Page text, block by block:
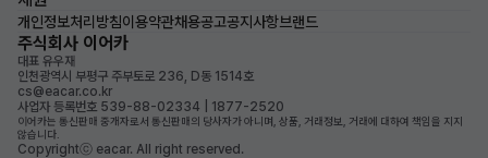
개인정보처리방침이용약관채용공고공지사항브랜드
주식회사 이어카
대표 유우재
인천광역시 부평구 주부토로 236, D동 1514호
cs@eacar.co.kr
사업자 등록번호 539-88-02334 | 1877-2520
이어카는 통신판매 중개자로서 통신판매의 당사자가 아니며, 상품, 거래정보, 거래에 대하여 책임을 지지
않습니다.
Copyrightⓒ eacar. All right reserved.